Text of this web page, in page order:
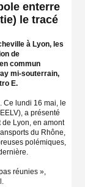
enterre
le tracé
à Lyon, les
de
commun
mi-souterrain,
E.
Ce lundi 16 mai, le
a présenté
de Lyon, en amont
du Rhône,
polémiques,
réunies »,